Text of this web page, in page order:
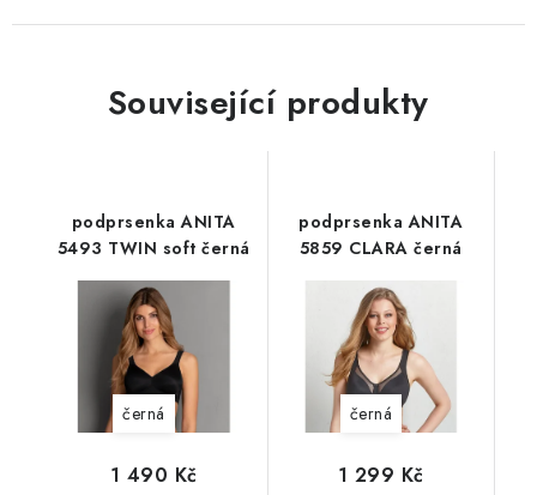
Související produkty
podprsenka ANITA
5493 TWIN soft černá
černá
1 490 Kč
podprsenka ANITA
5859 CLARA černá
černá
1 299 Kč